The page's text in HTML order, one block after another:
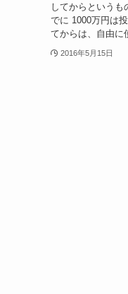
してからというも
でに 1000万円は
てからは、自由に
2016年5月15日